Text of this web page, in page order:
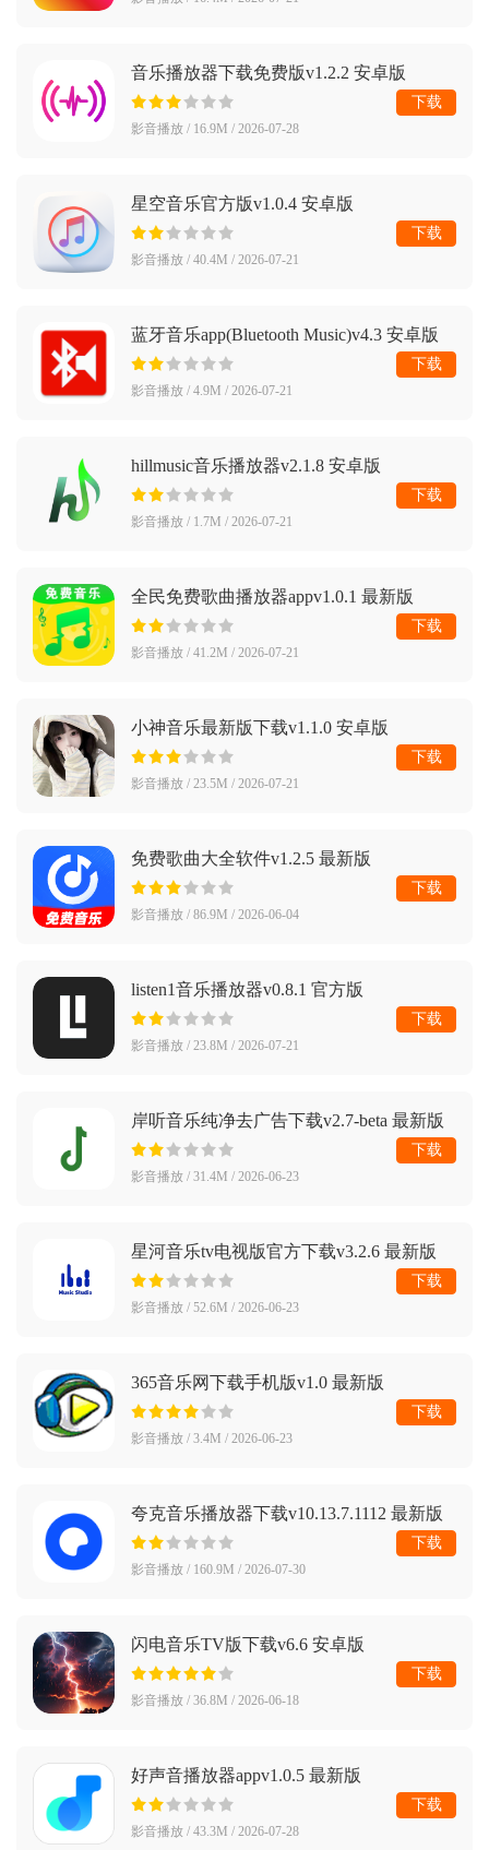
音乐播放器下载免费版v1.2.2 安卓版
影音播放 / 16.9M / 2026-07-28
下载
星空音乐官方版v1.0.4 安卓版
影音播放 / 40.4M / 2026-07-21
下载
蓝牙音乐app(Bluetooth Music)v4.3 安卓版
影音播放 / 4.9M / 2026-07-21
下载
hillmusic音乐播放器v2.1.8 安卓版
影音播放 / 1.7M / 2026-07-21
下载
全民免费歌曲播放器appv1.0.1 最新版
影音播放 / 41.2M / 2026-07-21
下载
小神音乐最新版下载v1.1.0 安卓版
影音播放 / 23.5M / 2026-07-21
下载
免费歌曲大全软件v1.2.5 最新版
影音播放 / 86.9M / 2026-06-04
下载
listen1音乐播放器v0.8.1 官方版
影音播放 / 23.8M / 2026-07-21
下载
岸听音乐纯净去广告下载v2.7-beta 最新版
影音播放 / 31.4M / 2026-06-23
下载
星河音乐tv电视版官方下载v3.2.6 最新版
影音播放 / 52.6M / 2026-06-23
下载
365音乐网下载手机版v1.0 最新版
影音播放 / 3.4M / 2026-06-23
下载
夸克音乐播放器下载v10.13.7.1112 最新版
影音播放 / 160.9M / 2026-07-30
下载
闪电音乐TV版下载v6.6 安卓版
影音播放 / 36.8M / 2026-06-18
下载
好声音播放器appv1.0.5 最新版
影音播放 / 43.3M / 2026-07-28
下载